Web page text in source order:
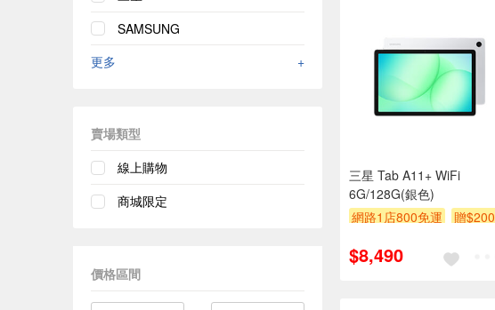
SAMSUNG
更多
+
賣場類型
線上購物
商城限定
價格區間
三星 Tab A11+ WiFi
6G/128G(銀色)
網路1店800免運
贈$200
$8,490